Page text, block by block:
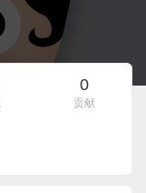
0
贡献